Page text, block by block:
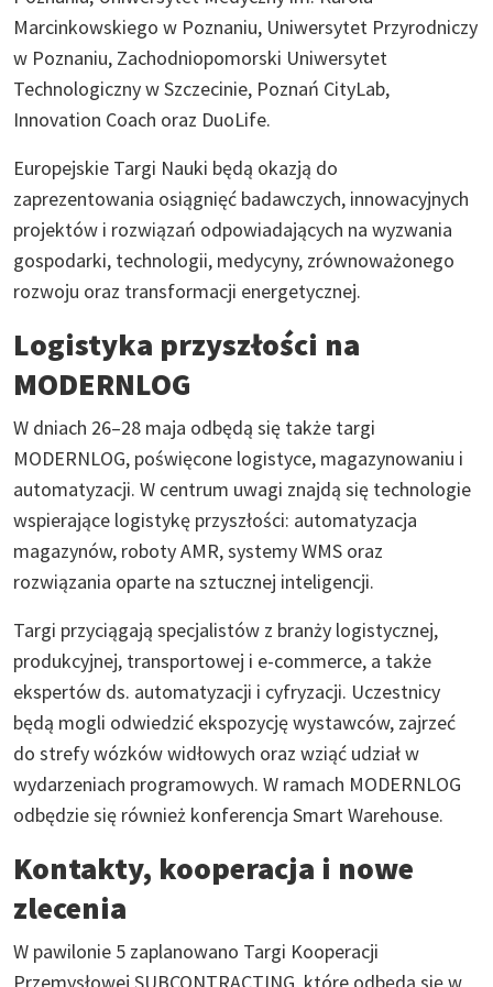
Marcinkowskiego w Poznaniu, Uniwersytet Przyrodniczy
w Poznaniu, Zachodniopomorski Uniwersytet
Technologiczny w Szczecinie, Poznań CityLab,
Innovation Coach oraz DuoLife.
Europejskie Targi Nauki będą okazją do
zaprezentowania osiągnięć badawczych, innowacyjnych
projektów i rozwiązań odpowiadających na wyzwania
gospodarki, technologii, medycyny, zrównoważonego
rozwoju oraz transformacji energetycznej.
Logistyka przyszłości na
MODERNLOG
W dniach 26–28 maja odbędą się także targi
MODERNLOG, poświęcone logistyce, magazynowaniu i
automatyzacji. W centrum uwagi znajdą się technologie
wspierające logistykę przyszłości: automatyzacja
magazynów, roboty AMR, systemy WMS oraz
rozwiązania oparte na sztucznej inteligencji.
Targi przyciągają specjalistów z branży logistycznej,
produkcyjnej, transportowej i e-commerce, a także
ekspertów ds. automatyzacji i cyfryzacji. Uczestnicy
będą mogli odwiedzić ekspozycję wystawców, zajrzeć
do strefy wózków widłowych oraz wziąć udział w
wydarzeniach programowych. W ramach MODERNLOG
odbędzie się również konferencja Smart Warehouse.
Kontakty, kooperacja i nowe
zlecenia
W pawilonie 5 zaplanowano Targi Kooperacji
Przemysłowej SUBCONTRACTING, które odbędą się w